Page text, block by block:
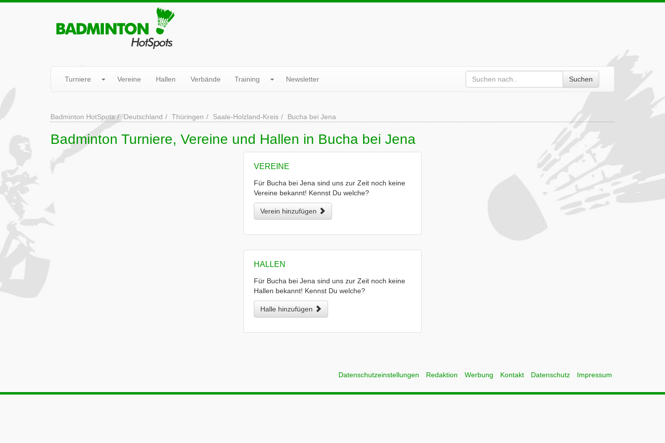
Turniere Vereine Hallen Verbände Training Newsletter Suchen
Badminton HotSpots Deutschland Thüringen Saale-Holzland-Kreis Bucha bei Jena
Badminton Turniere, Vereine und Hallen in Bucha bei Jena
VEREINE
Für Bucha bei Jena sind uns zur Zeit noch keine
Vereine bekannt! Kennst Du welche?
Verein hinzufügen
HALLEN
Für Bucha bei Jena sind uns zur Zeit noch keine
Hallen bekannt! Kennst Du welche?
Halle hinzufügen
Datenschutzeinstellungen Redaktion Werbung Kontakt Datenschutz Impressum